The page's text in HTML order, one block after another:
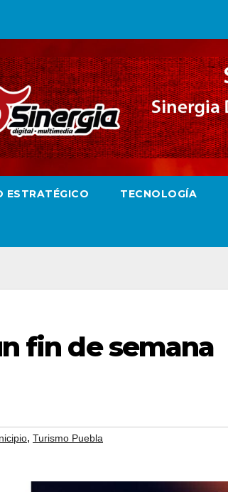
ESTRATÉGICO TECNOLOGÍA
fin de semana
, Turismo Puebla